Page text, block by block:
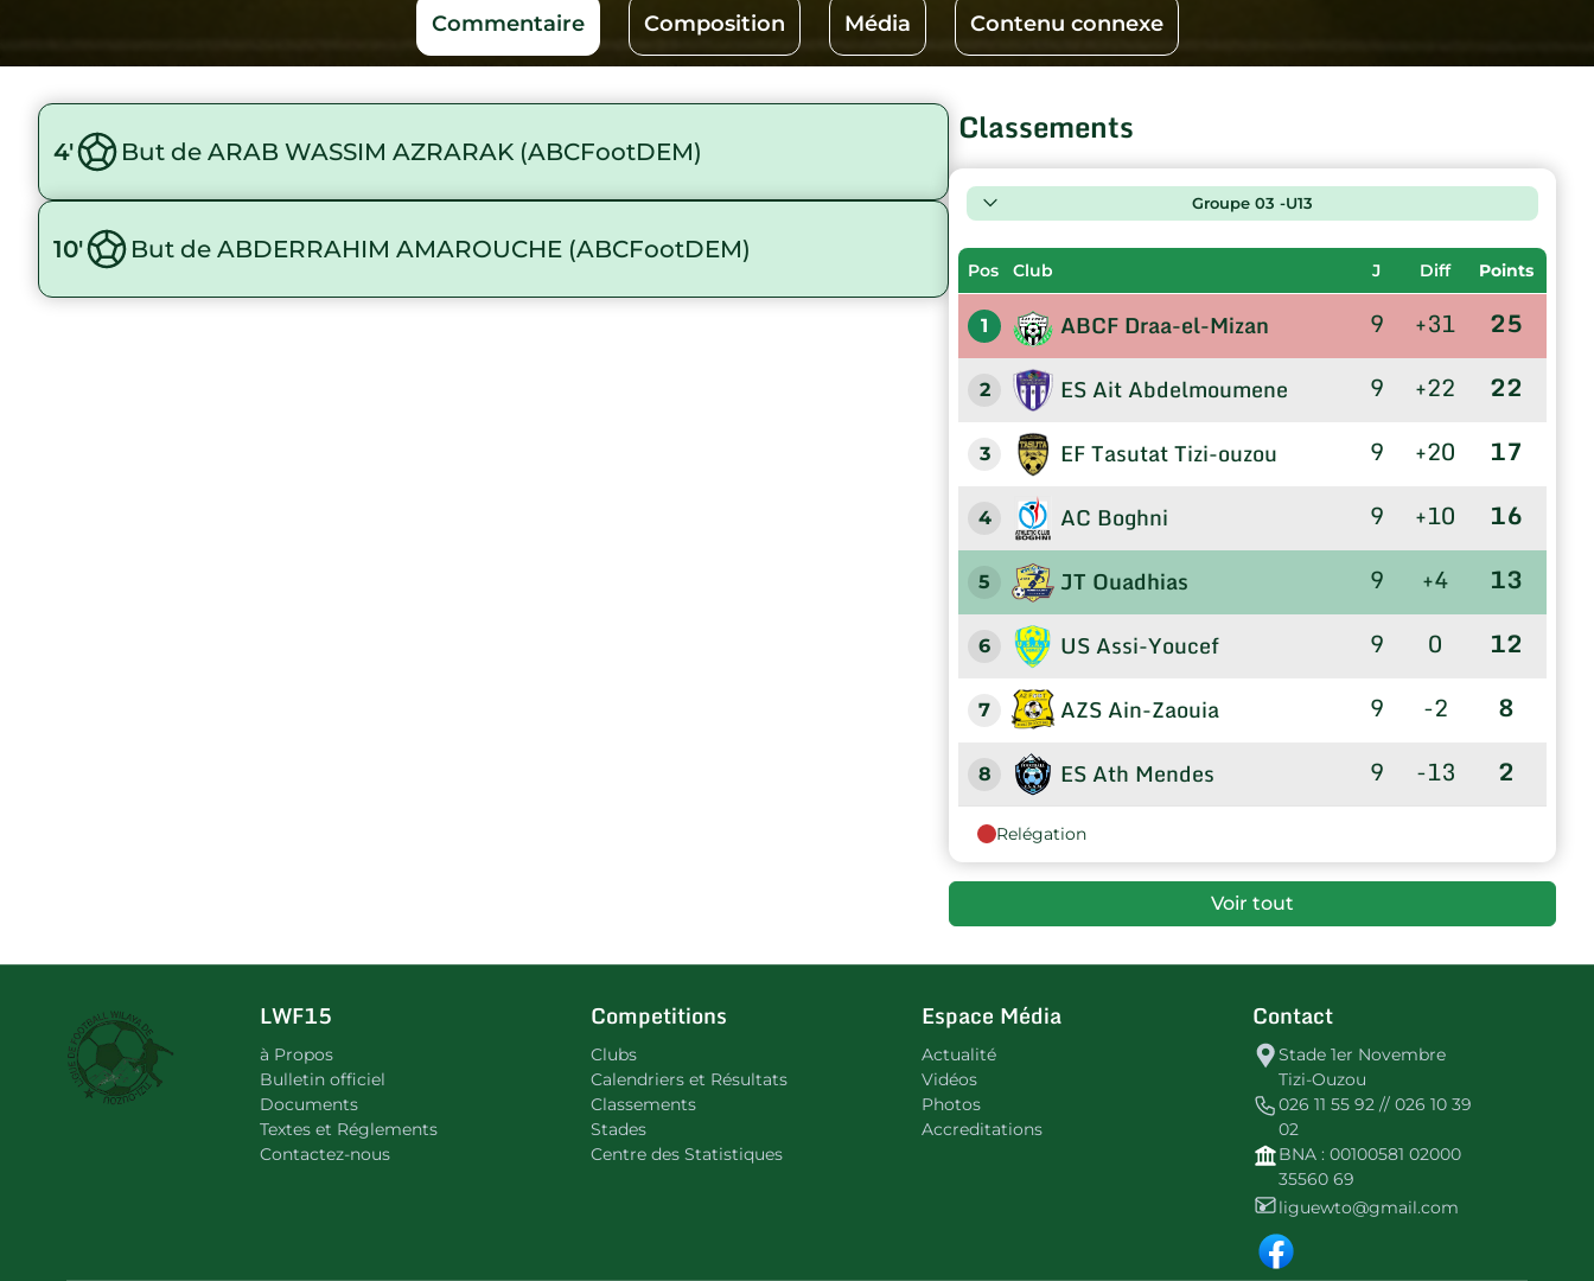
Commentaire Composition Média Contenu connexe
4' But de ARAB WASSIM AZRARAK (ABCFootDEM)
10' But de ABDERRAHIM AMAROUCHE (ABCFootDEM)
Classements
Groupe 03 -U13
Pos Club J Diff Points
1 ABCF Draa-el-Mizan 9 +31 25
2 ES Ait Abdelmoumene 9 +22 22
3 EF Tasutat Tizi-ouzou 9 +20 17
4 AC Boghni 9 +10 16
5 JT Ouadhias 9 +4 13
6 US Assi-Youcef 9 0 12
7 AZS Ain-Zaouia 9 -2 8
8 ES Ath Mendes 9 -13 2
9 ES Ath Aissi
US Kalous-Melaial
Relégation
Voir tout
LWF15
à Propos
Bulletin officiel
Documents
Textes et Réglements
Contactez-nous
Competitions
Clubs
Calendriers et Résultats
Classements
Stades
Centre des Statistiques
Espace Média
Actualité
Vidéos
Photos
Accreditations
Contact
Stade 1er Novembre
Tizi-Ouzou
026 11 55 92 // 026 10 39
02
BNA : 00100581 02000
35560 69
liguewto@gmail.com